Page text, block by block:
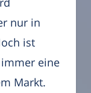
nur in
ist
eine
Markt.